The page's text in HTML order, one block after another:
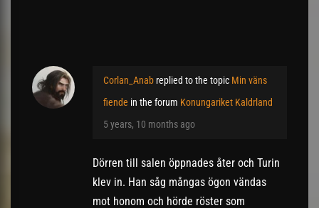
Corlan_Anab replied to the topic Min väns
fiende in the forum Konungariket Kaldrland
5 years, 10 months ago
Dörren till salen öppnades åter och Turin
klev in. Han såg mångas ögon vändas
mot honom och hörde röster som